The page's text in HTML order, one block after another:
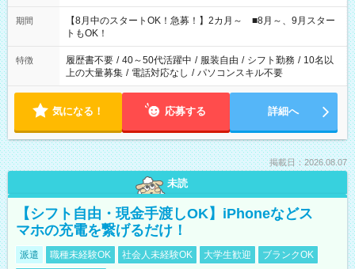
と休みを合わせたい」 「余裕を持って夕飯の準備がしたい」
「できれば残業はしたくない」 など、ご希望を教えてください
ね。 ※Wワーク希望の方へ 今ご覧のお仕事で希望する勤務時間
と、もう1つのお仕事の勤務時間。 合計で週40時間を超える場
合は応募できません。
期間
【8月中のスタートOK！急募！】2カ月～ ■8月～、9月スター
トもOK！
特徴 履歴書不要 / 40～50代活躍中 / 服装自由 / シフト勤務 / 10名以
上の大量募集 / 電話対応なし / パソコンスキル不要
気になる！ 応募する 詳細へ
掲載日：2026.08.07
未読
【シフト自由・現金手渡しOK】iPhoneなどス
マホの充電を繋げるだけ！
派遣 職種未経験OK 社会人未経験OK 大学生歓迎
ブランクOK